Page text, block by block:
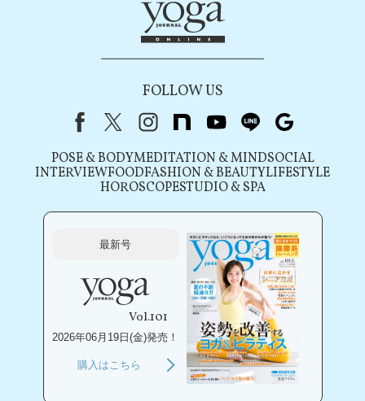
FOLLOW US
FacebookX（旧Twitter）
instagram
note youtubeline
POSE & BODYMEDITATION & MINDSOCIAL
INTERVIEWFOODFASHION & BEAUTYLIFESTYLE
HOROSCOPESTUDIO & SPA
最新号
Vol.101
2026年06月19日(金)発売！
購入はこちら